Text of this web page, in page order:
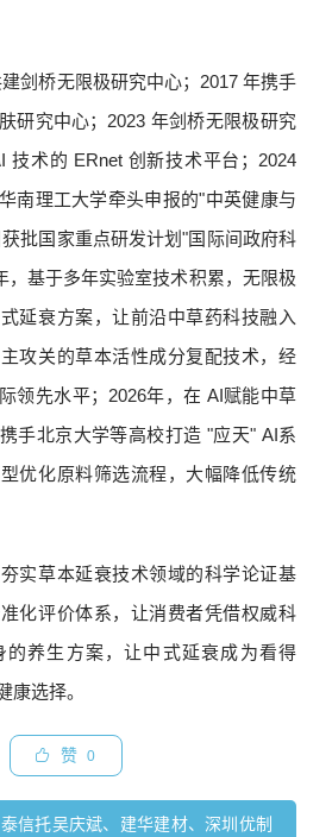
剑桥无限极研究中心；2017 年携手
研究中心；2023 年剑桥无限极研究
技术的 ERnet 创新技术平台；2024
南理工大学牵头申报的"中英健康与
批国家重点研发计划"国际间政府科
，基于多年实验室技术积累，无限极
延衰方案，让前沿中草药科技融入
攻关的草本活性成分复配技术，经
领先水平；2026年，在 AI赋能中草
手北京大学等高校打造 "应天" AI系
优化原料筛选流程，大幅降低传统
实草本延衰技术领域的科学论证基
化评价体系，让消费者凭借权威科
的养生方案，让中式延衰成为看得
康选择。
赞 0
信托吴庆斌、建华建材、深圳优制